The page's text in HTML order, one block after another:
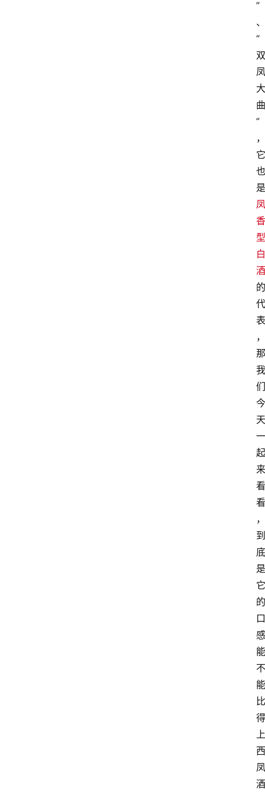
”
、
“
双
凤
大
曲
”
，
它
也
是
凤
香
型
白
酒
的
代
表
，
那
我
们
今
天
一
起
来
看
看
，
到
底
是
它
的
口
感
能
不
能
比
得
上
西
凤
酒